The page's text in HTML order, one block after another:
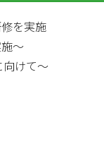
を実施
～
けて～